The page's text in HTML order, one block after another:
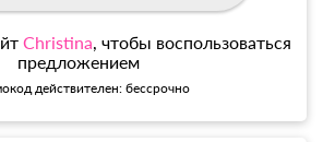
Christina, чтобы воспользоваться
предложением
действителен: бессрочно